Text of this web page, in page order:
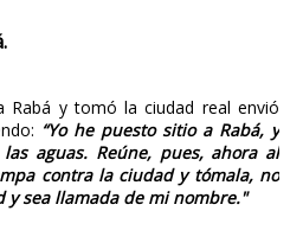
Rabá y tomó la ciudad real envió
“Yo he puesto sitio a Rabá, y
aguas. Reúne, pues, ahora al
contra la ciudad y tómala, no
y sea llamada de mi nombre."